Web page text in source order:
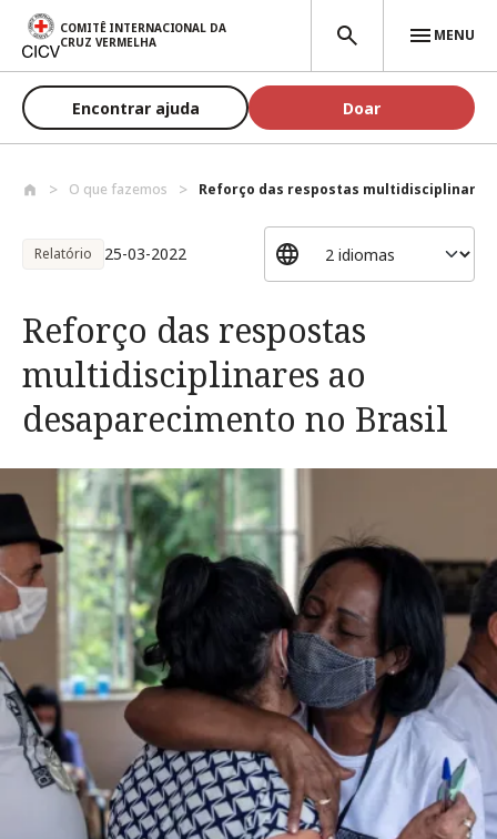
Passar para o conteúdo principal
COMITÊ INTERNACIONAL DA
CRUZ VERMELHA
MENU
Encontrar ajuda Doar
O que fazemos Reforço das respostas
Relatório 25-03-2022
Reforço das respostas
multidisciplinares ao
desaparecimento no Brasil